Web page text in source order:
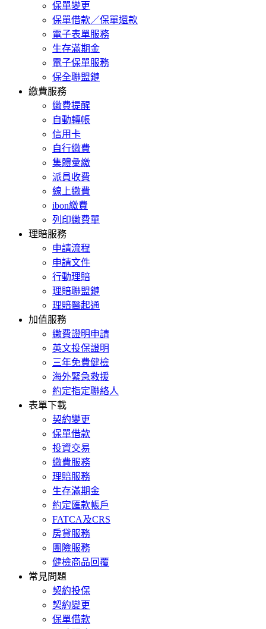
保單變更
保單借款／保單還款
電子表單服務
生存滿期金
電子保單服務
保全聯盟鏈
繳費服務
繳費提醒
自動轉帳
信用卡
自行繳費
集體彙繳
派員收費
線上繳費
ibon繳費
列印繳費單
理賠服務
申請流程
申請文件
行動理賠
理賠聯盟鏈
理賠醫起通
加值服務
繳費證明申請
英文投保證明
三年免費健檢
海外緊急救援
約定指定聯絡人
表單下載
契約變更
保單借款
投資交易
繳費服務
理賠服務
生存滿期金
約定匯款帳戶
FATCA及CRS
房貸服務
團險服務
健檢商品回覆
常見問題
契約投保
契約變更
保單借款